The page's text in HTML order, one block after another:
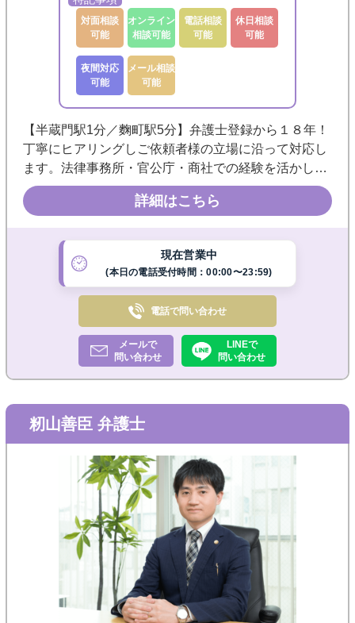
対面相談
可能
オンライン
相談可能
電話相談
可能
休日相談
可能
夜間対応
可能
メール相談
可能
【半蔵門駅1分／麴町駅5分】弁護士登録から１８年！
丁寧にヒアリングしご依頼者様の立場に沿って対応し
ます。法律事務所・官公庁・商社での経験を活かし、
示談交渉・調停・訴訟まで現実的な解決を目指しま
す。まずはお気軽にご相談ください。◎電話・メー
ル・オンライン相談可◎
詳細はこちら
現在営業中
(本日の電話受付時間：00:00〜23:59)
電話で問い合わせ
メールで
問い合わせ
LINEで
問い合わせ
籾山善臣 弁護士